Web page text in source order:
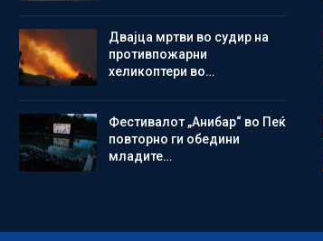
Двајца мртви во судир на
противпожарни
хеликоптери во…
Фестивалот „Анибар“ во Пеќ
повторно ги обедини
младите…